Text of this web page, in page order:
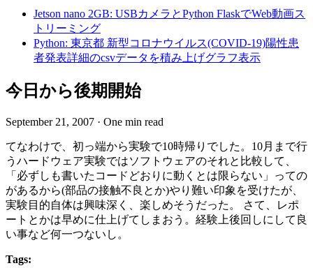
Jetson nano 2GB: USBカメラとPython FlaskでWeb動画ス
トリーミング
Python: 東京都 新型コロナウイルス(COVID-19)陽性患
者発表詳細のcsvデータを積み上げグラフ表示
今日から後期開始
September 21, 2007 · One min read
てなわけで、初っ端から実験で10時帰りでした。10月まで行
うハードウェア実験ではソフトウェアのそれと比較して、
「必ずしも書いたコードどおりに動くとは限らない」っての
があるから(部品の接触不良とか)やり難い印象を受けたが、
実験目的自体は興味深く、楽しめそうだった。 さて、レポ
ートとかは早めに仕上げてしまおう。経験上後回しにして良
い事など何一つないし。
Tags: